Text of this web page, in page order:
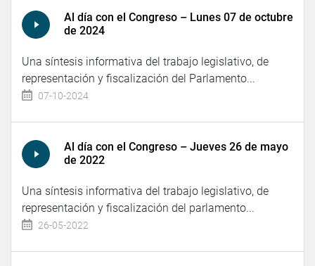
Al día con el Congreso – Lunes 07 de octubre
de 2024
Una síntesis informativa del trabajo legislativo, de
representación y fiscalización del Parlamento...
07-10-2024
Al día con el Congreso – Jueves 26 de mayo
de 2022
Una síntesis informativa del trabajo legislativo, de
representación y fiscalización del parlamento...
26-05-2022